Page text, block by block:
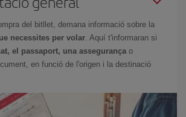
del bitllet, demana informació sobre la
necessites per volar. Aquí t'informaran si
el passaport, una assegurança o
en funció de l'origen i la destinació